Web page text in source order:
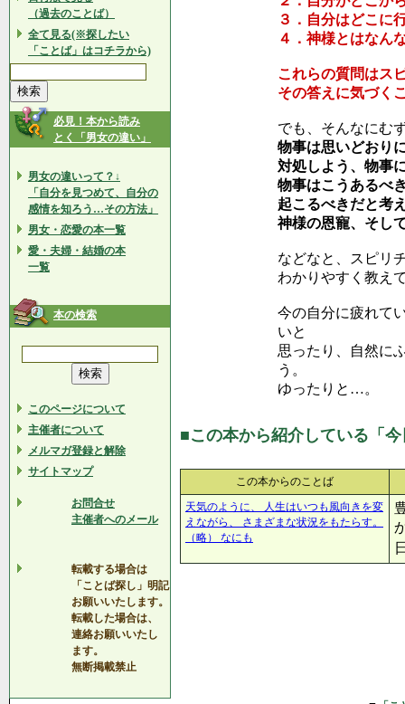
（過去のことば）
全て見る(※探したい
「ことば」はコチラから)
必見！本から読み
とく「男女の違い」
男女の違いって？↓
「自分を見つめて、自分の
感情を知ろう…その方法」
男女・恋愛の本一覧
愛・夫婦・結婚の本
一覧
本の検索
このページについて
主催者について
メルマガ登録と解除
サイトマップ
お問合せ
主催者へのメール
転載する場合は
「ことば探し」明記
お願いいたします。
転載した場合は、
連絡お願いいたし
ます。
無断掲載禁止
３．自分はどこに
４．神様とはなん
これらの質問はス
その答えに気づく
でも、そんなにむ
物事は思いどおり
対処しよう、物事
物事はこうあるべ
起こるべきだと考
神様の恩寵、そし
などなと、スピリ
わかりやすく教え
今の自分に疲れて
いと
思ったり、自然に
う。
ゆったりと…。
■この本から紹介している「
この本からのことば
天気のように、 人生はいつも風向きを変
えながら、 さまざまな状況をもたらす。
（略） なにも